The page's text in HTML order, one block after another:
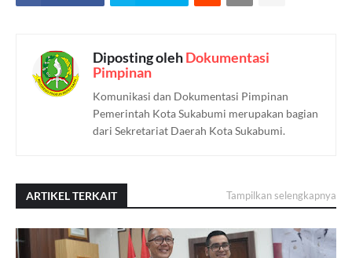
Diposting olehDokumentasi
Pimpinan
Komunikasi dan Dokumentasi Pimpinan
Pemerintah Kota Sukabumi merupakan bagian
dari Sekretariat Daerah Kota Sukabumi.
ARTIKEL TERKAIT Tampilkan selengkapnya